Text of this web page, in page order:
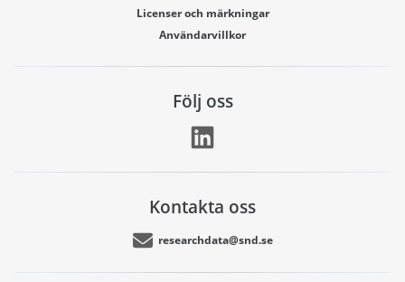
Licenser och märkningar
Användarvillkor
Följ oss
Kontakta oss
researchdata@snd.se